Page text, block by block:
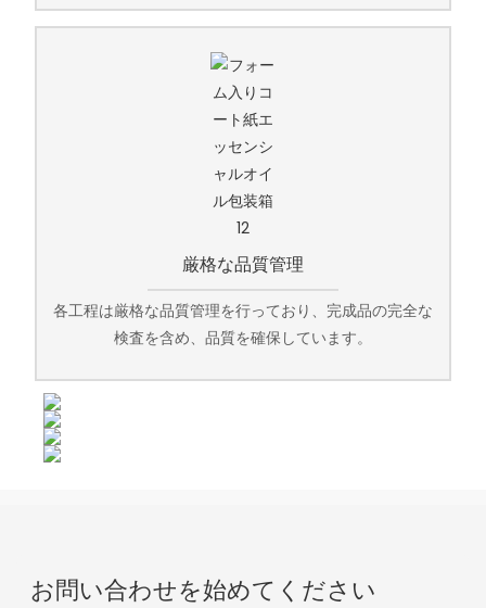
厳格な品質管理
各工程は厳格な品質管理を行っており、完成品の完全な
検査を含め、品質を確保しています。
お問い合わせを始めてください